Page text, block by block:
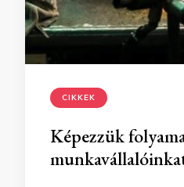
CIKKEK
Képezzük